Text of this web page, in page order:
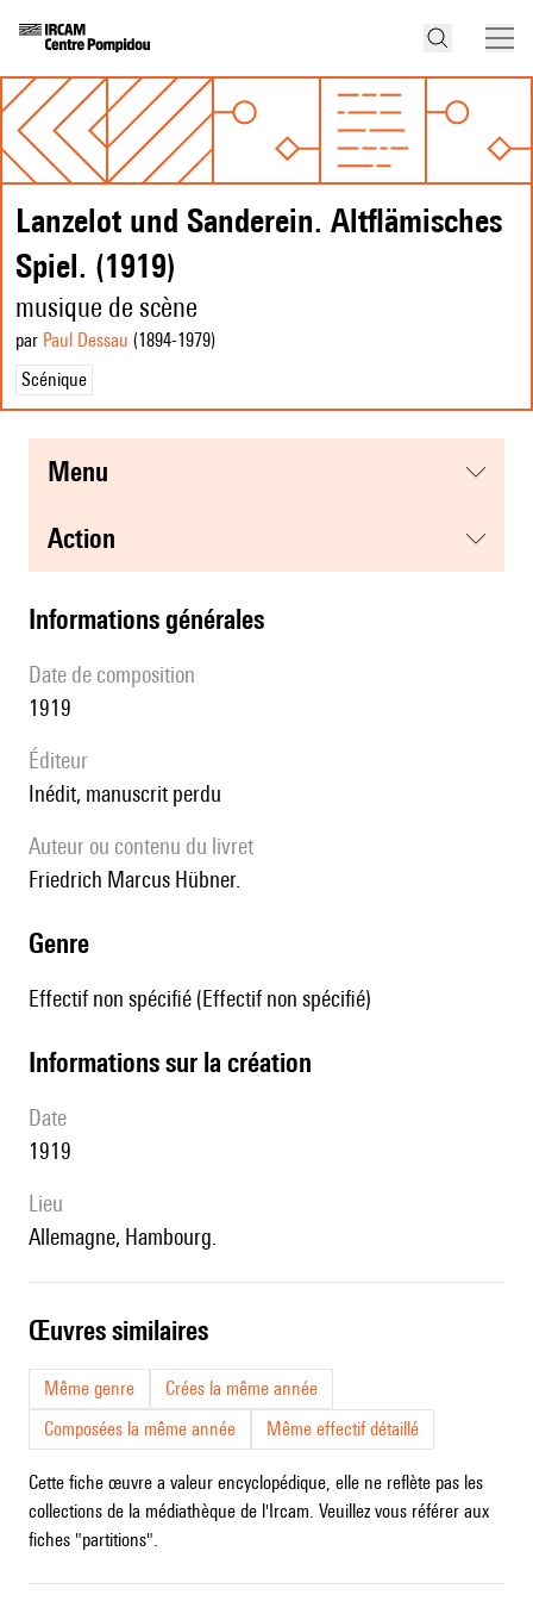
Lanzelot und Sanderein. Altflämisches
Spiel. (1919)
musique de scène
par Paul Dessau (1894-1979)
Scénique
menu
action
informations générales
date de composition
1919
éditeur
Inédit, manuscrit perdu
Auteur ou contenu du livret
Friedrich Marcus Hübner.
genre
Effectif non spécifié (Effectif non spécifié)
informations sur la création
date
1919
lieu
Allemagne, Hambourg.
œuvres similaires
Même genre
Crées la même année
Composées la même année
Même effectif détaillé
Cette fiche œuvre a valeur encyclopédique, elle ne reflète pas les
collections de la médiathèque de l'Ircam. Veuillez vous référer aux
fiches "partitions".